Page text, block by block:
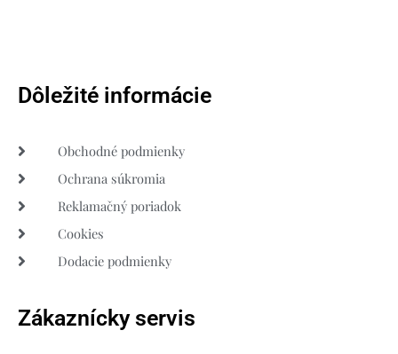
Dôležité informácie
Obchodné podmienky
Ochrana súkromia
Reklamačný poriadok
Cookies
Dodacie podmienky
Zákaznícky servis